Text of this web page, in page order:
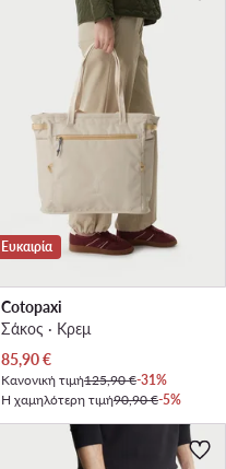
Ευκαιρία
Cotopaxi
Σάκος · Κρεμ
Τρέχουσα τιμή
85,90€
Κανονική τιμή125,90 €-31%
Η χαμηλότερη τιμή90,90 €-5%